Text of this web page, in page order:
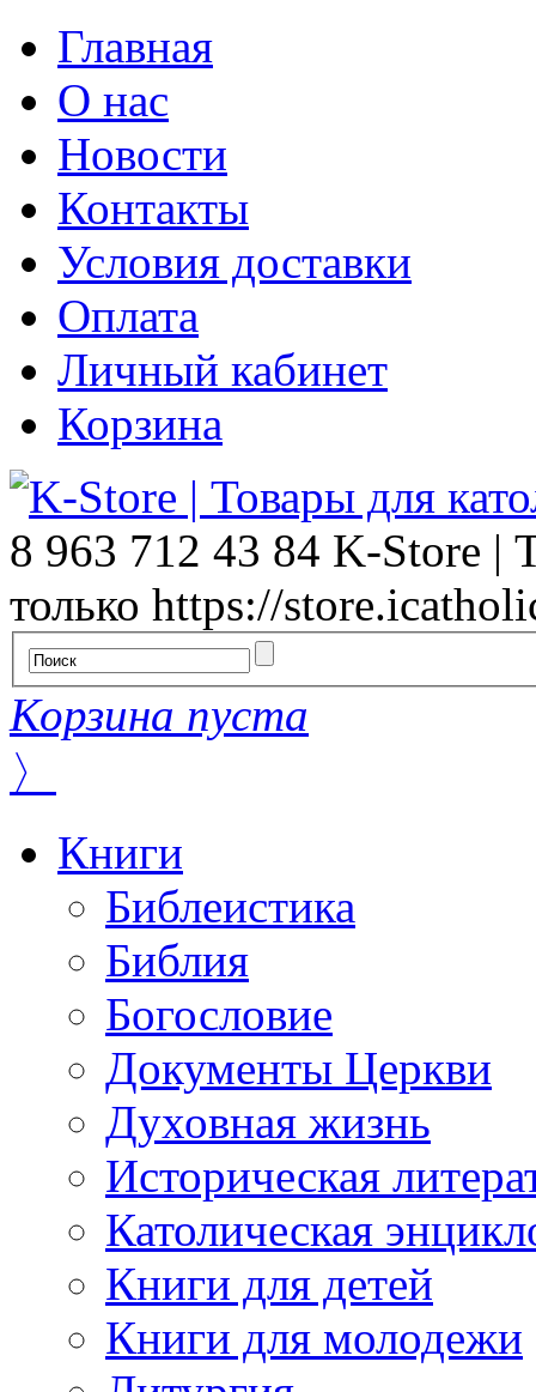
Главная
О нас
Новости
Контакты
Условия доставки
Оплата
Личный кабинет
Корзина
8 963 712 43 84 K-Store |
только https://
Корзина пуста
〉
Книги
Библеистика
Библия
Богословие
Документы Церкви
Духовная жизнь
Историческая
Католическая
Книги для детей
Книги для молодежи